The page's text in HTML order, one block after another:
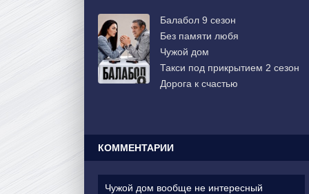
Балабол 9 сезон
Без памяти любя
Чужой дом
Такси под прикрытием 2 сезон
Дорога к счастью
КОММЕНТАРИИ
Чужой дом вообще не интересный